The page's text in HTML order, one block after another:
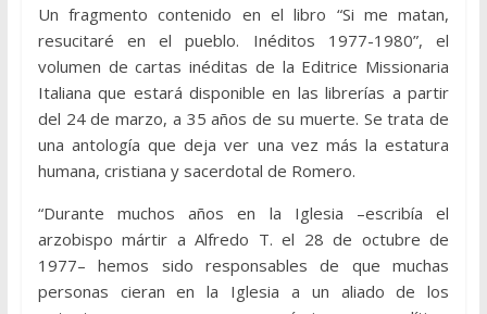
Un fragmento contenido en el libro “Si me matan,
resucitaré en el pueblo. Inéditos 1977-1980”, el
volumen de cartas inéditas de la Editrice Missionaria
Italiana que estará disponible en las librerías a partir
del 24 de marzo, a 35 años de su muerte. Se trata de
una antología que deja ver una vez más la estatura
humana, cristiana y sacerdotal de Romero.
“Durante muchos años en la Iglesia –escribía el
arzobispo mártir a Alfredo T. el 28 de octubre de
1977– hemos sido responsables de que muchas
personas cieran en la Iglesia a un aliado de los